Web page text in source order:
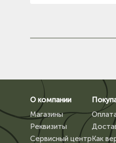
О компании
Магазины
Реквизиты
Сервисный центрКак